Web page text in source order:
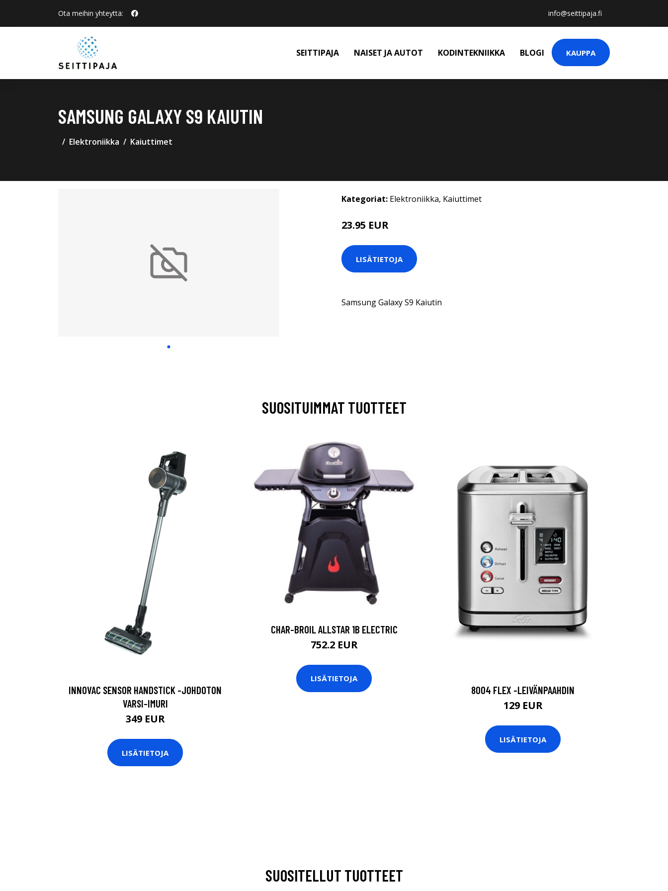
Ota meihin yhteyttä: info@seittipaja.fi
SEITTIPAJA NAISET JA AUTOT KODINTEKNIIKKA BLOGI KAUPPA
SAMSUNG GALAXY S9 KAIUTIN
Elektroniikka Kaiuttimet
Kategoriat: Elektroniikka, Kaiuttimet
23.95 EUR
LISÄTIETOJA
Samsung Galaxy S9 Kaiutin
SUOSITUIMMAT TUOTTEET
INNOVAC SENSOR HANDSTICK -JOHDOTON
VARSI-IMURI
349 EUR
LISÄTIETOJA
CHAR-BROIL ALLSTAR 1B ELECTRIC
752.2 EUR
LISÄTIETOJA
8004 FLEX -LEIVÄNPAAHDIN
129 EUR
LISÄTIETOJA
SUOSITELLUT TUOTTEET